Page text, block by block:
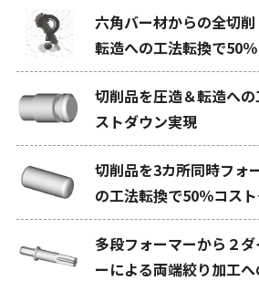
六角バー材からの全切
転造への工法転換で50
切削品を圧造＆転造へ
ストダウン実現
切削品を3カ所同時フォ
の工法転換で50％コス
多段フォーマーから２
ーによる両端絞り加工へ